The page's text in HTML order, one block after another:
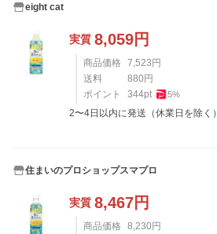
eight cat
実質 8,059円
商品価格 7,523円
送料
880円
ポイント
344pt 5%
2〜4日以内に発送（休業日を除く）
住まいのプロショップスマプロ
実質 8,467円
商品価格 8,230円